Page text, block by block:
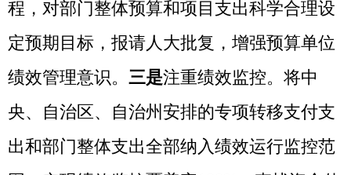
四本预算。将政府性基金预算、国有资本经
营预算、社会保险基金预算全部纳入绩效管
理，加强四本预算之间衔接，实现四本预算
绩效管理全覆盖。